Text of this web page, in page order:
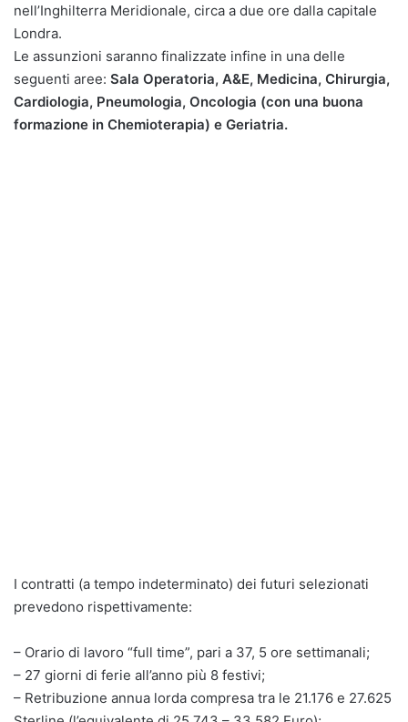
nell’Inghilterra Meridionale, circa a due ore dalla capitale
Londra.
Le assunzioni saranno finalizzate infine in una delle
seguenti aree: Sala Operatoria, A&E, Medicina, Chirurgia,
Cardiologia, Pneumologia, Oncologia (con una buona
formazione in Chemioterapia) e Geriatria.
I contratti (a tempo indeterminato) dei futuri selezionati
prevedono rispettivamente:
– Orario di lavoro “full time”, pari a 37, 5 ore settimanali;
– 27 giorni di ferie all’anno più 8 festivi;
– Retribuzione annua lorda compresa tra le 21.176 e 27.625